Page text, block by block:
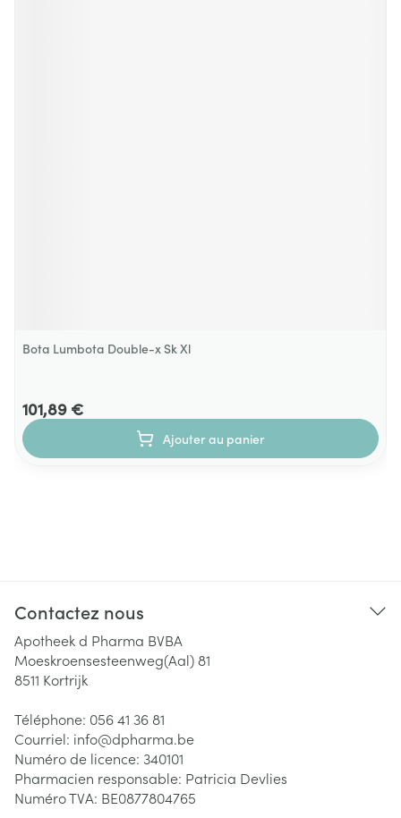
Bota Lumbota Double-x Sk Xl
101,89 €
Ajouter au panier
Contactez nous
Apotheek d Pharma BVBA
Moeskroensesteenweg(Aal) 81
8511 Kortrijk
Téléphone: 056 41 36 81
Courriel: info@dpharma.be
Numéro de licence: 340101
Pharmacien responsable: Patricia Devlies
Numéro TVA: BE0877804765